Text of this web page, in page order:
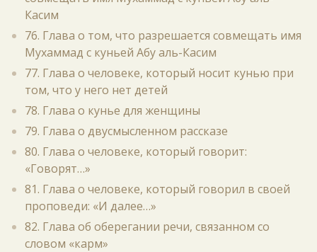
Касим
76. Глава о том, что разрешается совмещать имя
Мухаммад с куньей Абу аль-Касим
77. Глава о человеке, который носит кунью при
том, что у него нет детей
78. Глава о кунье для женщины
79. Глава о двусмысленном рассказе
80. Глава о человеке, который говорит:
«Говорят…»
81. Глава о человеке, который говорил в своей
проповеди: «И далее…»
82. Глава об оберегании речи, связанном со
словом «карм»